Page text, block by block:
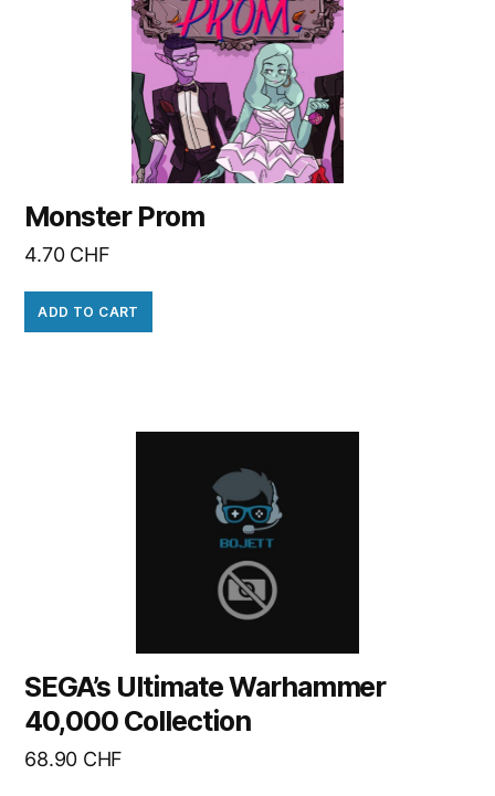
Monster Prom
4.70 CHF
ADD TO CART
SEGA’s Ultimate Warhammer
40,000 Collection
68.90 CHF